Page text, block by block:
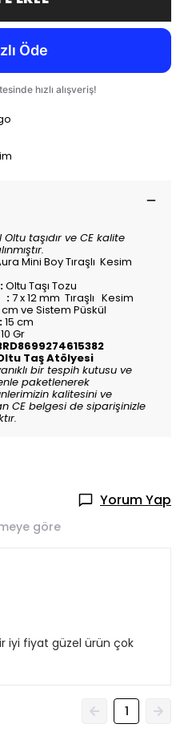
taşıdır ve CE kalite
Mini Boy Tıraşlı Kesim
Oltu Taşı Tozu
:7 x 12 mm Tıraşlı Kesim
Püskül
15 cm
10 Gr
Atölyesi
bir tespih kutusu ve
paketlenerek
kalitesini ve
CE belgesi de siparişinizle
Yorum Yap
göre
iyi fiyat güzel ürün çok
1